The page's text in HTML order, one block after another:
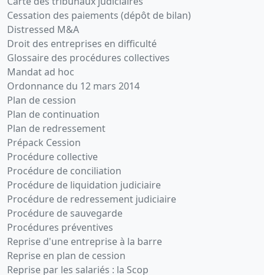
Cessation des paiements (dépôt de bilan)
Distressed M&A
Droit des entreprises en difficulté
Glossaire des procédures collectives
Mandat ad hoc
Ordonnance du 12 mars 2014
Plan de cession
Plan de continuation
Plan de redressement
Prépack Cession
Procédure collective
Procédure de conciliation
Procédure de liquidation judiciaire
Procédure de redressement judiciaire
Procédure de sauvegarde
Procédures préventives
Reprise d'une entreprise à la barre
Reprise en plan de cession
Reprise par les salariés : la Scop